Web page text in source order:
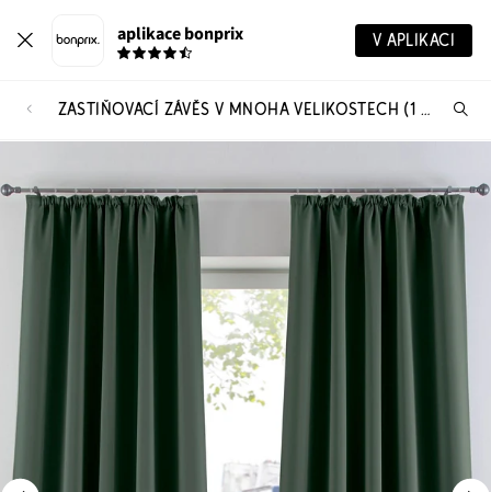
aplikace bonprix V APLIKACI
ZASTIŇOVACÍ ZÁVĚS V MNOHA VELIKOSTECH (1 KS V BALENÍ)